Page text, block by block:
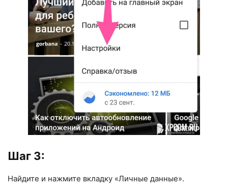
Шаг 3:
Найдите и нажмите вкладку «Личные данные».